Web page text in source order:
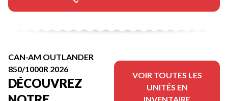
CAN-AM OUTLANDER
850/1000R 2026
DÉCOUVREZ
VOIR TOUTES LES
UNITÉS EN